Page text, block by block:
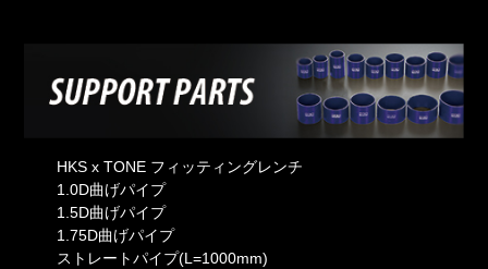
HKS x TONE フィッティングレンチ
1.0D曲げパイプ
1.5D曲げパイプ
1.75D曲げパイプ
ストレートパイプ(L=1000mm)